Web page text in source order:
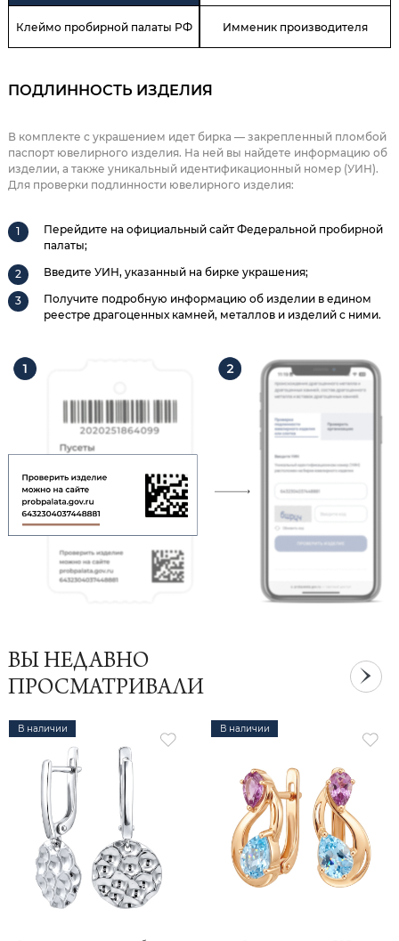
Клеймо пробирной палаты РФ Имменик производителя
ПОДЛИННОСТЬ ИЗДЕЛИЯ
В комплекте с украшением идет бирка — закрепленный пломбой
паспорт ювелирного изделия. На ней вы найдете информацию об
изделии, а также уникальный идентификационный номер (УИН).
Для проверки подлинности ювелирного изделия:
Перейдите на официальный сайт Федеральной пробирной
палаты;
Введите УИН, указанный на бирке украшения;
Получите подробную информацию об изделии в едином
реестре драгоценных камней, металлов и изделий с ними.
ВЫ НЕДАВНО
ПРОСМАТРИВАЛИ
В наличии В наличии